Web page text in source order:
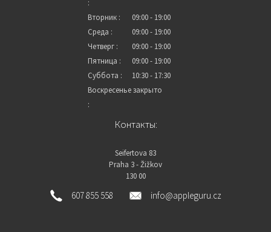
:
Вторник :
09:00 - 19:00
Среда :
09:00 - 19:00
Четверг :
09:00 - 19:00
Пятница :
09:00 - 19:00
Суббота :
10:30 - 17:30
Воскресенье
:
закрыто
Контакты:
Seifertova 83
Praha 3 - Žižkov
130 00
607 855 558 info@appleguru.cz